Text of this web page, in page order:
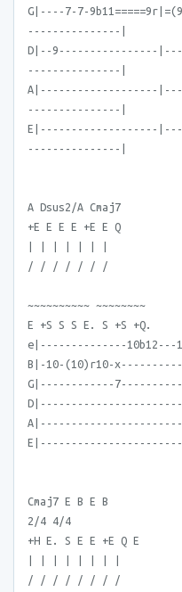
G|----7-7-
---------------|
D|--9----------------
---------------|
A|-------------------
---------------|
E|-------------------
---------------|
A Dsus2/A Cmaj7
+E E E E +E E Q
/ / / / / / /
~~~~~~~~~~ ~~~~~~~~
E +S S S E. S +S +Q.
e|--------------10b12---
B|-10-(10)r10-
G|------------
Cmaj7 E B E B
2/4 4/4
+H E. S E E +E Q E
/ / / / / / / /